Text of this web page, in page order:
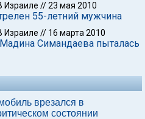
Израиле //23 мая 2010
55-летний мужчина
Израиле // 16 марта 2010
Симандаева пыталась
врезался в
состоянии